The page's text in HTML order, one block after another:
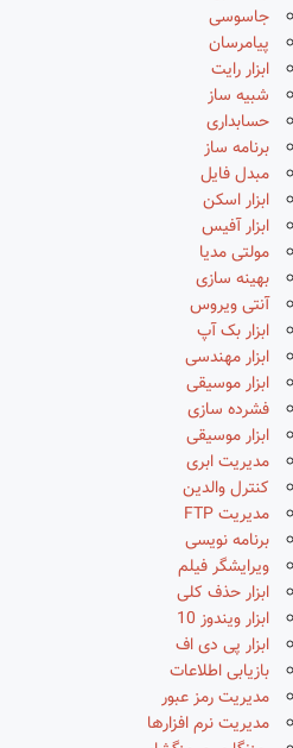
جاسوسی
پیامرسان
ابزار رایت
شبیه ساز
حسابداری
برنامه ساز
مبدل فایل
ابزار اسکن
ابزار آفیس
مولتی مدیا
بهینه سازی
آنتی ویروس
ابزار بک آپ
ابزار مهندسی
ابزار موسیقی
فشرده سازی
ابزار موسیقی
مدیریت ابری
کنترل والدین
مدیریت FTP
برنامه نویسی
ویرایشگر فیلم
ابزار حذف کلی
ابزار ویندوز 10
ابزار پی دی اف
بازیابی اطلاعات
مدیریت رمز عبور
مدیریت نرم افزارها